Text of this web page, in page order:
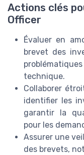
Actions clés
Officer
Évaluer en
brevet des
technique.
Collaborer
identifier les
garantir la
pour les
Assurer une
des brevets,